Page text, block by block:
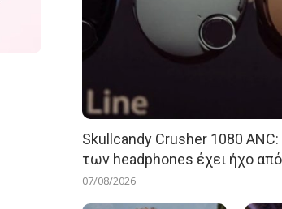
Skullcandy Crusher 1080
των headphones έχει ήχο
07/08/2026